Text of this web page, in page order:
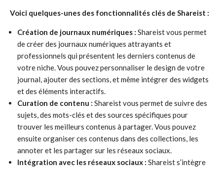
Voici quelques-unes des fonctionnalités clés de Shareist :
Création de journaux numériques : Shareist vous permet
de créer des journaux numériques attrayants et
professionnels qui présentent les derniers contenus de
votre niche. Vous pouvez personnaliser le design de votre
journal, ajouter des sections, et même intégrer des widgets
et des éléments interactifs.
Curation de contenu : Shareist vous permet de suivre des
sujets, des mots-clés et des sources spécifiques pour
trouver les meilleurs contenus à partager. Vous pouvez
ensuite organiser ces contenus dans des collections, les
annoter et les partager sur les réseaux sociaux.
Intégration avec les réseaux sociaux : Shareist s’intègre